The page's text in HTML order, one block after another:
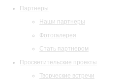
Партнеры
Наши партнеры
Фотогалерея
Стать партнером
Просветительские проекты
Творческие встречи